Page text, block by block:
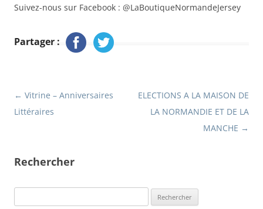
Suivez-nous sur Facebook : @LaBoutiqueNormandeJersey
Partager :
Navigation
des
← Vitrine – Anniversaires
Littéraires
ELECTIONS A LA MAISON DE
LA NORMANDIE ET DE LA
MANCHE →
Rechercher